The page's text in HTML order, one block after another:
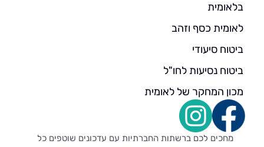
בלאומית
לאומית כסף וזהב
ביטוח סיעודי
ביטוח נסיעות לחו"ל
מכון המחקר של לאומית
מחכים לכם ברשתות החברתיות עם עדכונים שוטפים כל